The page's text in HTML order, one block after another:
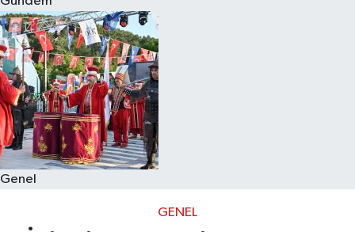
Genel
GENEL
Eğitim
Sağlık
Dünya
Magazin